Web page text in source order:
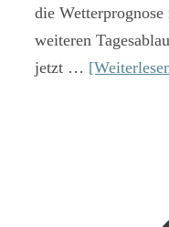
die
weiteren
jetzt …